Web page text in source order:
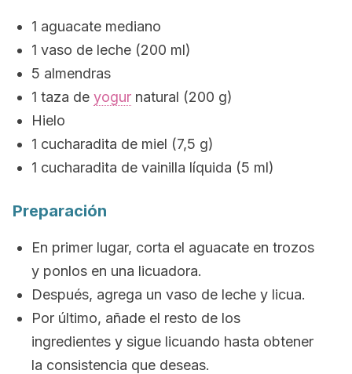
1 aguacate mediano
1 vaso de leche (200 ml)
5 almendras
1 taza de yogur natural (200 g)
Hielo
1 cucharadita de miel (7,5 g)
1 cucharadita de vainilla líquida (5 ml)
Preparación
En primer lugar, corta el aguacate en trozos
y ponlos en una licuadora.
Después, agrega un vaso de leche y licua.
Por último, añade el resto de los
ingredientes y sigue licuando hasta obtener
la consistencia que deseas.